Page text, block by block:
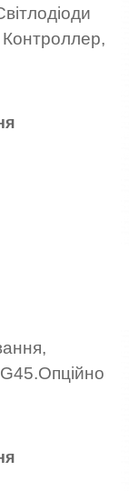
Контроллер,